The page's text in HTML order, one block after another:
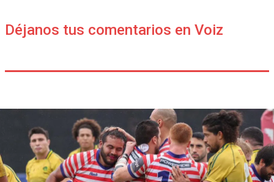
Déjanos tus comentarios en Voiz